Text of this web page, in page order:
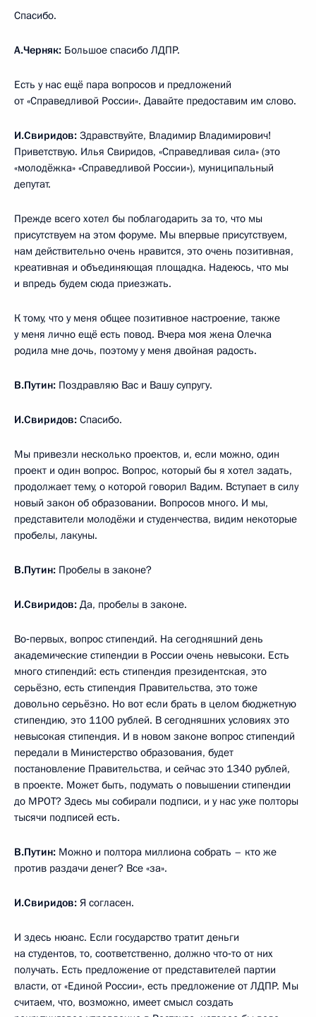
Спасибо.
А.Черняк: Большое спасибо ЛДПР.
Есть у нас ещё пара вопросов и предложений
от «Справедливой России». Давайте предоставим им слово.
И.Свиридов: Здравствуйте, Владимир Владимирович!
Приветствую. Илья Свиридов, «Справедливая сила» (это
«молодёжка» «Справедливой России»), муниципальный
депутат.
Прежде всего хотел бы поблагодарить за то, что мы
присутствуем на этом форуме. Мы впервые присутствуем,
нам действительно очень нравится, это очень позитивная,
креативная и объединяющая площадка. Надеюсь, что мы
и впредь будем сюда приезжать.
К тому, что у меня общее позитивное настроение, также
у меня лично ещё есть повод. Вчера моя жена Олечка
родила мне дочь, поэтому у меня двойная радость.
В.Путин: Поздравляю Вас и Вашу супругу.
И.Свиридов: Спасибо.
Мы привезли несколько проектов, и, если можно, один
проект и один вопрос. Вопрос, который бы я хотел задать,
продолжает тему, о которой говорил Вадим. Вступает в силу
новый закон об образовании. Вопросов много. И мы,
представители молодёжи и студенчества, видим некоторые
пробелы, лакуны.
В.Путин: Пробелы в законе?
И.Свиридов: Да, пробелы в законе.
Во‑первых, вопрос стипендий. На сегодняшний день
академические стипендии в России очень невысоки. Есть
много стипендий: есть стипендия президентская, это
серьёзно, есть стипендия Правительства, это тоже
довольно серьёзно. Но вот если брать в целом бюджетную
стипендию, это 1100 рублей. В сегодняшних условиях это
невысокая стипендия. И в новом законе вопрос стипендий
передали в Министерство образования, будет
постановление Правительства, и сейчас это 1340 рублей,
в проекте. Может быть, подумать о повышении стипендии
до МРОТ? Здесь мы собирали подписи, и у нас уже полторы
тысячи подписей есть.
В.Путин: Можно и полтора миллиона собрать – кто же
против раздачи денег? Все «за».
И.Свиридов: Я согласен.
И здесь нюанс. Если государство тратит деньги
на студентов, то, соответственно, должно что‑то от них
получать. Есть предложение от представителей партии
власти, от «Единой России», есть предложение от ЛДПР. Мы
считаем, что, возможно, имеет смысл создать